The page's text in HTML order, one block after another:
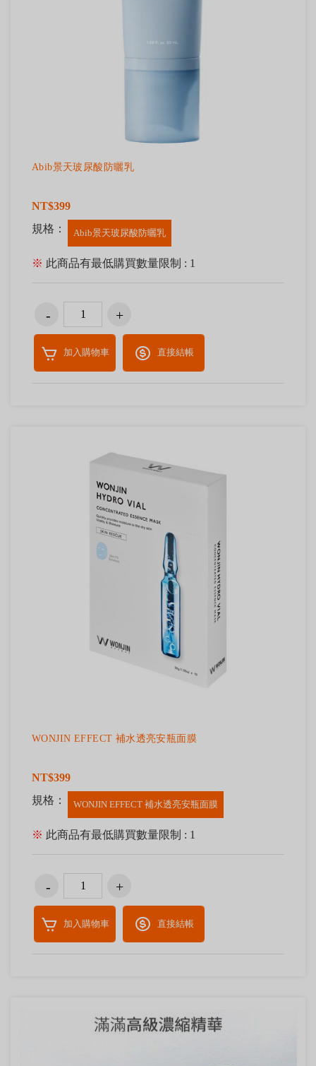
Abib景天玻尿酸防曬乳
NT$399
規格：
Abib景天玻尿酸防曬乳
※ 此商品有最低購買數量限制 : 1
加入購物車 直接結帳
WONJIN EFFECT 補水透亮安瓶面膜
NT$399
規格：
WONJIN EFFECT 補水透亮安瓶面膜
※ 此商品有最低購買數量限制 : 1
加入購物車 直接結帳